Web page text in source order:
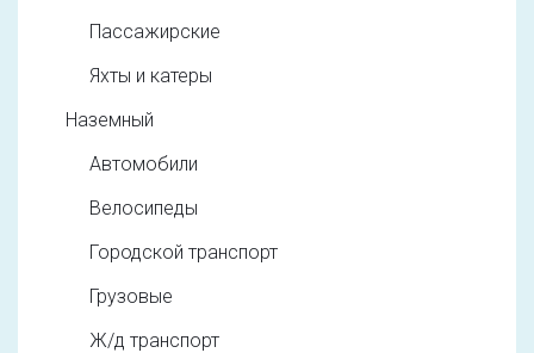
Пассажирские
Яхты и катеры
Наземный
Автомобили
Велосипеды
Городской транспорт
Грузовые
Ж/д транспорт